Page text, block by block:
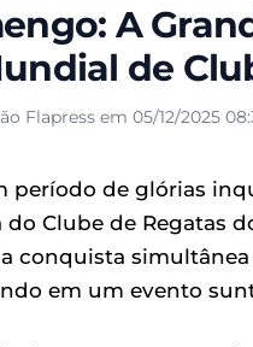
A
de
Flapress em 05/12/2025
período de glórias
Clube de Regatas
conquista
em um evento